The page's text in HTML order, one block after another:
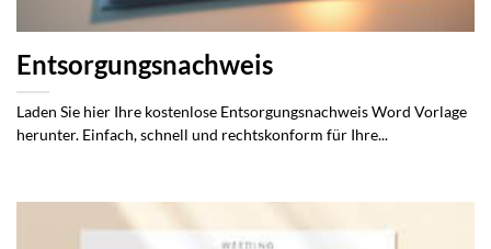
Entsorgungsnachweis
Laden Sie hier Ihre kostenlose Entsorgungsnachweis Word Vorlage
herunter. Einfach, schnell und rechtskonform für Ihre...